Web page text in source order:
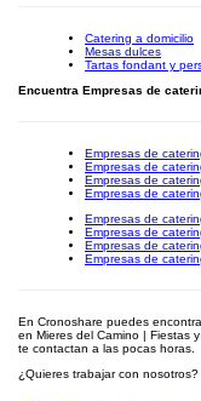
Catering a domicilio
Mesas dulces
Tartas fondant y
Encuentra Empresas de
Empresas de
Empresas de
Empresas de
Empresas de
Empresas de
Empresas de
Empresas de
Empresas de
En Cronoshare puedes
en Mieres del Camino | Fiestas
te contactan a las pocas horas.
¿Quieres trabajar con nosotros?